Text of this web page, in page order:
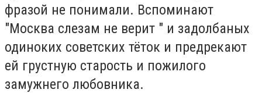
фразой не понимали. Вспоминают
"Москва слезам не верит " и задолбаных
одиноких советских тёток и предрекают
ей грустную старость и пожилого
замужнего любовника.